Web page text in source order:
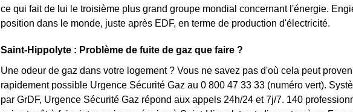
ce qui fait de lui le troisième plus grand groupe mondial concernant l'énergie.
position dans le monde, juste après EDF, en terme de production d'électricité.
Saint-Hippolyte : Problème de fuite de gaz que faire ?
Une odeur de gaz dans votre logement ? Vous ne savez pas d'où cela peut
rapidement possible Urgence Sécurité Gaz au 0 800 47 33 33 (numéro vert).
par GrDF, Urgence Sécurité Gaz répond aux appels 24h/24 et 7j/7. 140